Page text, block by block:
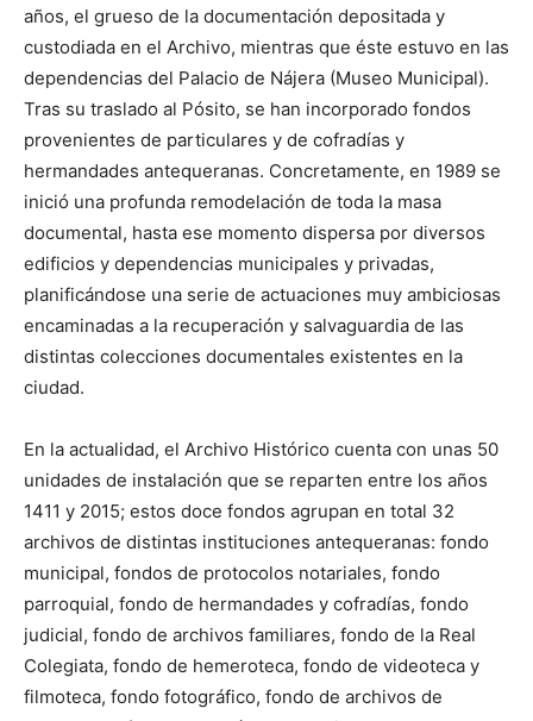
años, el grueso de la documentación depositada y
custodiada en el Archivo, mientras que éste estuvo en las
dependencias del Palacio de Nájera (Museo Municipal).
Tras su traslado al Pósito, se han incorporado fondos
provenientes de particulares y de cofradías y
hermandades antequeranas. Concretamente, en 1989 se
inició una profunda remodelación de toda la masa
documental, hasta ese momento dispersa por diversos
edificios y dependencias municipales y privadas,
planificándose una serie de actuaciones muy ambiciosas
encaminadas a la recuperación y salvaguardia de las
distintas colecciones documentales existentes en la
ciudad.
En la actualidad, el Archivo Histórico cuenta con unas 50
unidades de instalación que se reparten entre los años
1411 y 2015; estos doce fondos agrupan en total 32
archivos de distintas instituciones antequeranas: fondo
municipal, fondos de protocolos notariales, fondo
parroquial, fondo de hermandades y cofradías, fondo
judicial, fondo de archivos familiares, fondo de la Real
Colegiata, fondo de hemeroteca, fondo de videoteca y
filmoteca, fondo fotográfico, fondo de archivos de